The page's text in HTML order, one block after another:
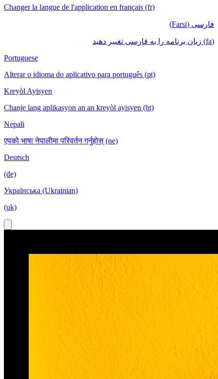
Changer la langue de l'application en français (fr)
فارسی (Farsi)
(fa) زبان برنامه را به فارسی تغییر دهید
Portuguese
Alterar o idioma do aplicativo para português (pt)
Kreyòl Ayisyen
Chanje lang aplikasyon an an kreyòl ayisyen (ht)
Nepali
एपको भाषा नेपालीमा परिवर्तन गर्नुहोस् (ne)
Deutsch
(de)
Українська (Ukrainian)
(uk)